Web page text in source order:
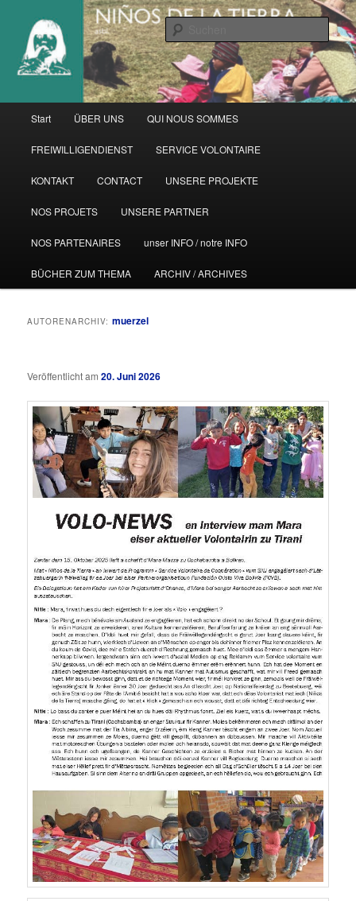
primären
Inhalt
springen
sekundären
Inhalt
springen
Start ÜBER UNS QUI NOUS SOMMES
FREIWILLIGENDIENST SERVICE VOLONTAIRE
KONTAKT CONTACT UNSERE PROJEKTE
NOS PROJETS UNSERE PARTNER
NOS PARTENAIRES unser INFO / notre INFO
BÜCHER ZUM THEMA ARCHIV / ARCHIVES
AUTORENARCHIV:muerzel
Veröffentlicht am20. Juni 2026